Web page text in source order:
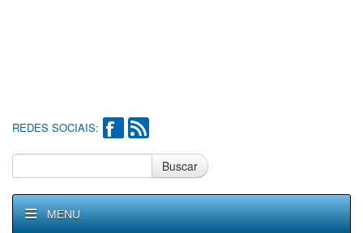
REDES SOCIAIS:
Buscar
MENU